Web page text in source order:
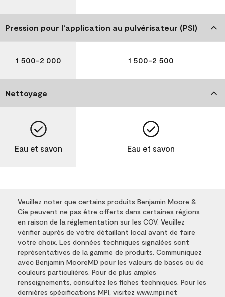
Pression pour l’application au pulvérisateur (PSI)
1 500-2 000 1 500-2 500
Nettoyage
Eau et savon Eau et savon
Veuillez noter que certains produits Benjamin Moore &
Cie peuvent ne pas être offerts dans certaines régions
en raison de la réglementation sur les COV. Veuillez
vérifier auprès de votre détaillant local avant de faire
votre choix. Les données techniques signalées sont
représentatives de la gamme de produits. Communiquez
avec Benjamin MooreMD pour les valeurs de bases ou de
couleurs particulières. Pour de plus amples
renseignements, consultez les fiches techniques. Pour les
dernières spécifications MPI, visitez www.mpi.net